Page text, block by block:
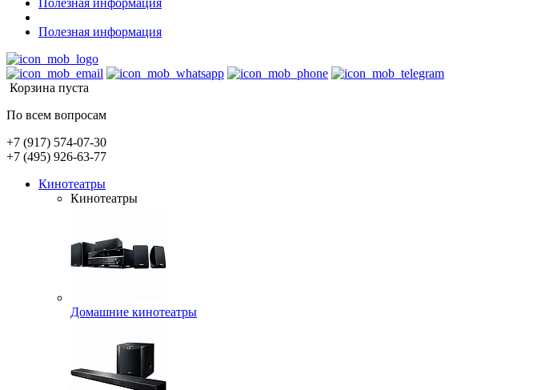
Полезная информация
Полезная информация
Корзина пуста
По всем вопросам
+7 (917) 574-07-30
+7 (495) 926-63-77
Кинотеатры
Кинотеатры
Домашние кинотеатры